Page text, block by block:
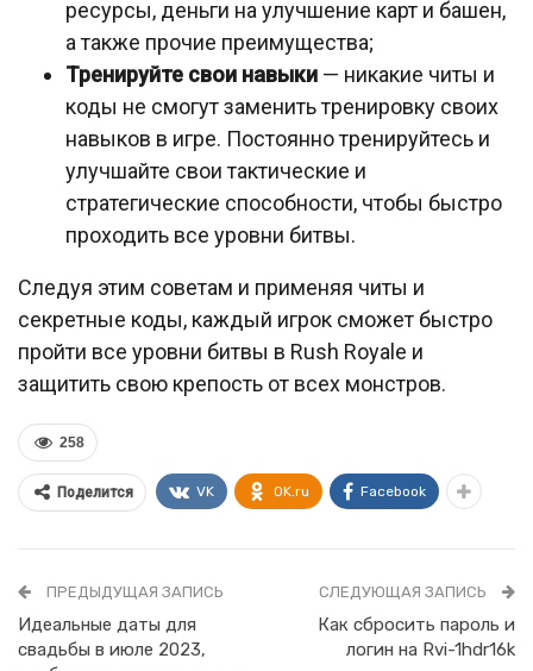
ресурсы, деньги на улучшение карт и башен,
а также прочие преимущества;
Тренируйте свои навыки — никакие читы и
коды не смогут заменить тренировку своих
навыков в игре. Постоянно тренируйтесь и
улучшайте свои тактические и
стратегические способности, чтобы быстро
проходить все уровни битвы.
Следуя этим советам и применяя читы и
секретные коды, каждый игрок сможет быстро
пройти все уровни битвы в Rush Royale и
защитить свою крепость от всех монстров.
258
Поделится VK OK.ru Facebook
ПРЕДЫДУЩАЯ ЗАПИСЬ
Идеальные даты для
свадьбы в июле 2023,
СЛЕДУЮЩАЯ ЗАПИСЬ
Как сбросить пароль и
логин на Rvi-1hdr16k